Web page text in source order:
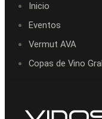
Inicio
Eventos
Vermut AVA
Copas de Vino